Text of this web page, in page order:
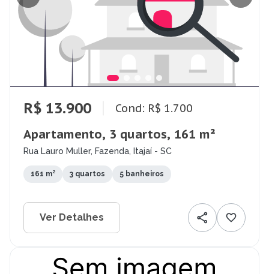
R$ 13.900 Cond: R$ 1.700
Apartamento, 3 quartos, 161 m²
Rua Lauro Muller, Fazenda, Itajaí - SC
161 m² 3 quartos 5 banheiros
Ver Detalhes